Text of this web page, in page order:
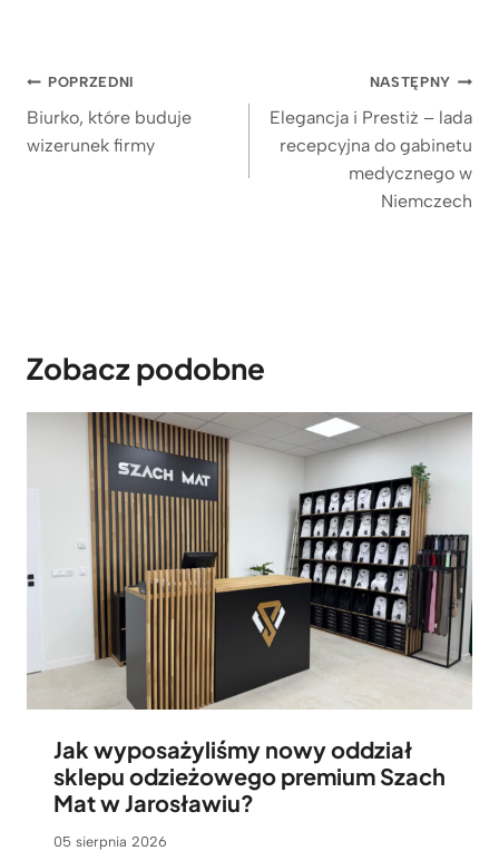
Nawigacja
wpisu
POPRZEDNI
Biurko, które buduje
wizerunek firmy
NASTĘPNY
Elegancja i Prestiż – lada
recepcyjna do gabinetu
medycznego w
Niemczech
Zobacz podobne
Jak wyposażyliśmy nowy oddział
sklepu odzieżowego premium Szach
Mat w Jarosławiu?
05 sierpnia 2026